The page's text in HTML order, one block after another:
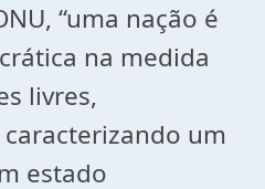
“uma nação é
na medida
livres,
um
estado